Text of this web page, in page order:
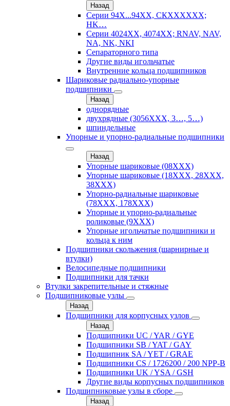
Назад
Серии 94Х...94ХХ, СКХХХХХХ;
HK…
Серии 4024ХХ, 4074ХХ; RNAV, NAV,
NA, NK, NKI
Сепараторного типа
Другие виды игольчатые
Внутренние кольца подшипников
Шариковые радиально-упорные
подшипники
Назад
однорядные
двухрядные (3056ХХХ, 3…, 5…)
шпиндельные
Упорные и упорно-радиальные подшипники
Назад
Упорные шариковые (08XXX)
Упорные шариковые (18XXX, 28XXХ,
38ХХХ)
Упорно-радиальные шариковые
(78XXX, 178ХХХ)
Упорные и упорно-радиальные
роликовые (9ХХХ)
Упорные игольчатые подшипники и
кольца к ним
Подшипники скольжения (шарнирные и
втулки)
Велосипедные подшипники
Подшипники для тачки
Втулки закрепительные и стяжные
Подшипниковые узлы
Назад
Подшипники для корпусных узлов
Назад
Подшипники UC / YAR / GYE
Подшипники SB / YAT / GAY
Подшипник SA / YET / GRAE
Подшипники CS / 1726200 / 200 NPP-B
Подшипники UK / YSA / GSH
Другие виды корпусных подшипников
Подшипниковые узлы в сборе
Назад